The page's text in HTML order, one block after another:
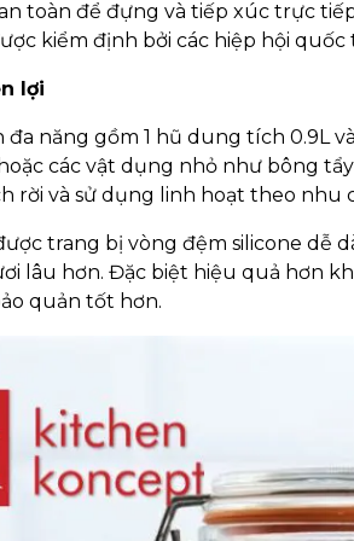
toàn để đựng và tiếp xúc trực
kiểm định bởi các hiệp hội quốc
lợi
đa năng gồm 1 hũ dung tích 0.9L
các vật dụng nhỏ như bông
rời và sử dụng linh hoạt theo
trang bị vòng đệm silicone dễ
lâu hơn. Đặc biệt hiệu quả hơn
quản tốt hơn.